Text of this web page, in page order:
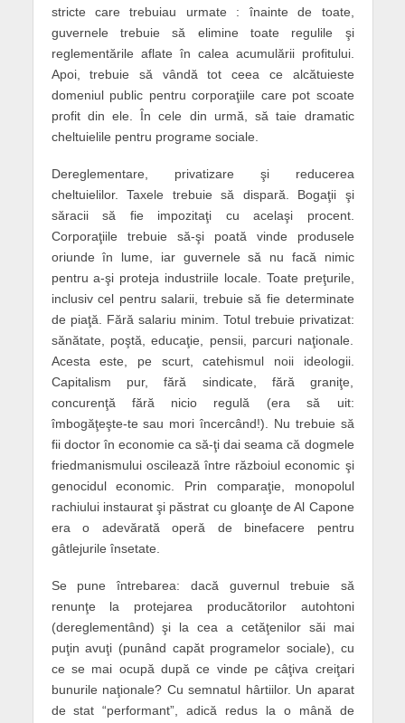
stricte care trebuiau urmate : înainte de toate,
guvernele trebuie să elimine toate regulile şi
reglementările aflate în calea acumulării profitului.
Apoi, trebuie să vândă tot ceea ce alcătuieste
domeniul public pentru corporaţiile care pot scoate
profit din ele. În cele din urmă, să taie dramatic
cheltuielile pentru programe sociale.
Dereglementare, privatizare şi reducerea
cheltuielilor. Taxele trebuie să dispară. Bogaţii şi
săracii să fie impozitaţi cu acelaşi procent.
Corporaţiile trebuie să-şi poată vinde produsele
oriunde în lume, iar guvernele să nu facă nimic
pentru a-şi proteja industriile locale. Toate preţurile,
inclusiv cel pentru salarii, trebuie să fie determinate
de piaţă. Fără salariu minim. Totul trebuie privatizat:
sănătate, poştă, educaţie, pensii, parcuri naţionale.
Acesta este, pe scurt, catehismul noii ideologii.
Capitalism pur, fără sindicate, fără graniţe,
concurenţă fără nicio regulă (era să uit:
îmbogăţeşte-te sau mori încercând!). Nu trebuie să
fii doctor în economie ca să-ţi dai seama că dogmele
friedmanismului oscilează între războiul economic şi
genocidul economic. Prin comparaţie, monopolul
rachiului instaurat şi păstrat cu gloanţe de Al Capone
era o adevărată operă de binefacere pentru
gâtlejurile însetate.
Se pune întrebarea: dacă guvernul trebuie să
renunţe la protejarea producătorilor autohtoni
(dereglementând) şi la cea a cetăţenilor săi mai
puţin avuţi (punând capăt programelor sociale), cu
ce se mai ocupă după ce vinde pe câţiva creiţari
bunurile naţionale? Cu semnatul hârtiilor. Un aparat
de stat “performant”, adică redus la o mână de